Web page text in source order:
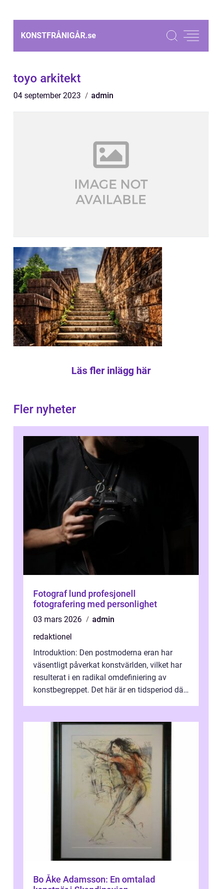
KONSTFRÅNIGÅR.se
toyo arkitekt
04 september 2023 admin
Läs fler inlägg här
Fler nyheter
Fotograf lund profesjonell
fotografering med personlighet
03 mars 2026
admin
redaktionel
Introduktion: Den postmoderna eran har
väsentligt påverkat konstvärlden, vilket har
resulterat i en radikal omdefiniering av
konstbegreppet. Det här är en tidsperiod där
Bo Åke Adamsson: En omtalad